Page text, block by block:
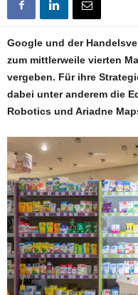
Google und der
zum mittlerweile vierten
vergeben. Für ihre
dabei unter anderem die
Robotics und Ariadne